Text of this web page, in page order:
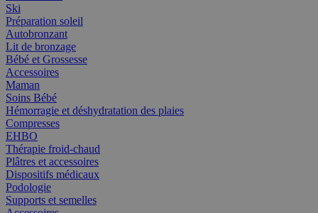
Ski
Préparation soleil
Autobronzant
Lit de bronzage
Bébé et Grossesse
Accessoires
Maman
Soins Bébé
Hémorragie et déshydratation des plaies
Compresses
EHBO
Thérapie froid-chaud
Plâtres et accessoires
Dispositifs médicaux
Podologie
Supports et semelles